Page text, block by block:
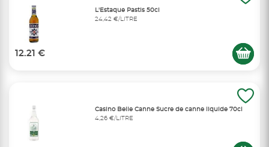
L'Estaque Pastis 50cl
24,42 €/LITRE
12.21 €
Casino Belle Canne Sucre de canne liquide 70cl
4,26 €/LITRE